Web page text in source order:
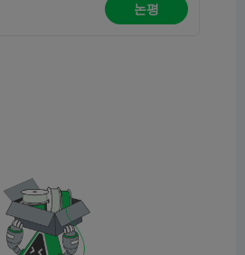
논평